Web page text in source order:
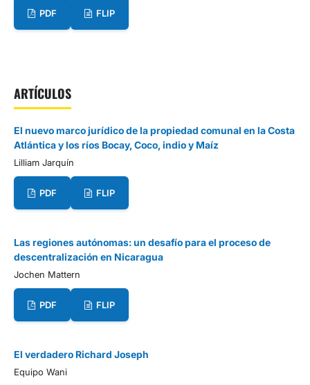
PDF FLIP
ARTÍCULOS
El nuevo marco jurídico de la propiedad comunal en la Costa
Atlántica y los ríos Bocay, Coco, indio y Maíz
Lilliam Jarquín
PDF FLIP
Las regiones autónomas: un desafío para el proceso de
descentralización en Nicaragua
Jochen Mattern
PDF FLIP
El verdadero Richard Joseph
Equipo Wani